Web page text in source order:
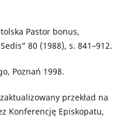
Pastor bonus,
80 (1988), s. 841–912.
Poznań 1998.
przekład na
Konferencję Episkopatu,